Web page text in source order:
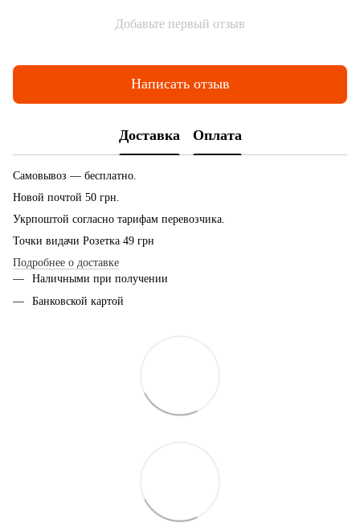
Добавьте первый отзыв
Написать отзыв
Доставка Оплата
Самовывоз — бесплатно.
Новой почтой 50 грн.
Укрпоштой согласно тарифам перевозчика.
Точки видачи Розетка 49 грн
Подробнее о доставке
Наличными при получении
Банковской картой